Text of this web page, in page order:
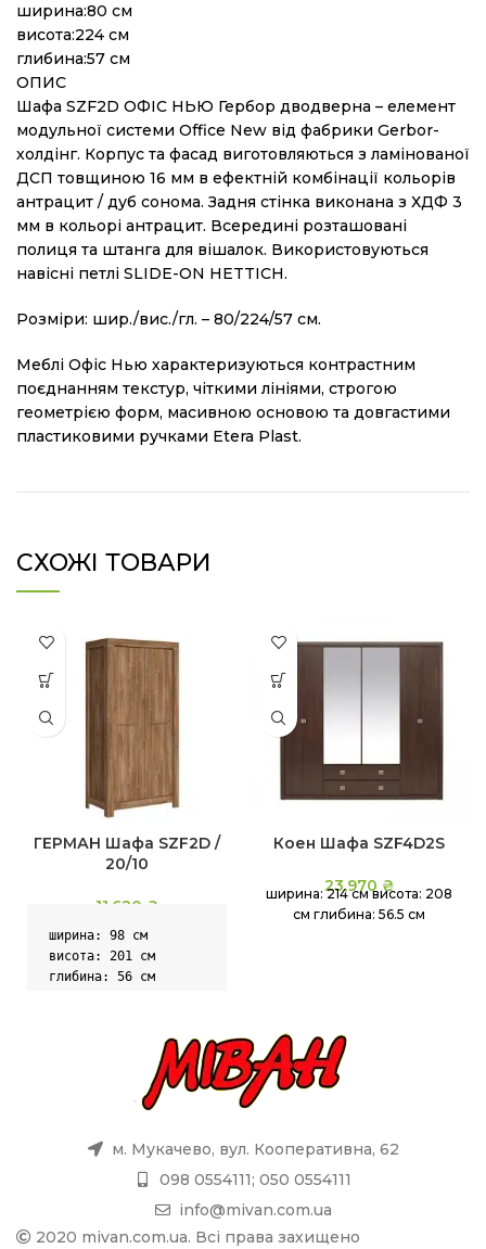
ширина:80 см
висота:224 см
глибина:57 см
ОПИС
Шафа SZF2D ОФІС НЬЮ Гербор дводверна – елемент
модульної системи Office New від фабрики Gerbor-
холдiнг. Корпус та фасад виготовляються з ламінованої
ДСП товщиною 16 мм в ефектній комбінації кольорів
антрацит / дуб сонома. Задня стінка виконана з ХДФ 3
мм в кольорі антрацит. Всередині розташовані
полиця та штанга для вішалок. Використовуються
навісні петлі SLIDE-ON HETTICH.
Розміри: шир./вис./гл. – 80/224/57 см.
Меблі Офіс Нью характеризуються контрастним
поєднанням текстур, чіткими лініями, строгою
геометрією форм, масивною основою та довгастими
пластиковими ручками Etera Plast.
СХОЖІ ТОВАРИ
ГЕРМАН Шафа SZF2D /
20/10
11,620 ₴
ширина: 98 см
висота: 201 см
глибина: 56 см
Коен Шафа SZF4D2S
23,970 ₴
ширина: 214 см висота: 208
см глибина: 56.5 см
м. Мукачево, вул. Кооперативна, 62
098 0554111; 050 0554111
info@mivan.com.ua
2020 mivan.com.ua. Всі права захищено